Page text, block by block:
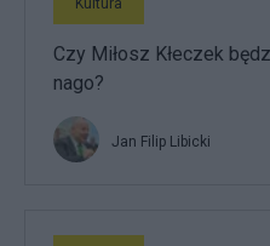
Czy Miłosz Kłeczek
nago?
Jan Filip Libicki